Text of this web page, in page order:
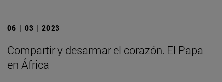
06 | 03 | 2023
Compartir y desarmar el corazón. El Papa
en África